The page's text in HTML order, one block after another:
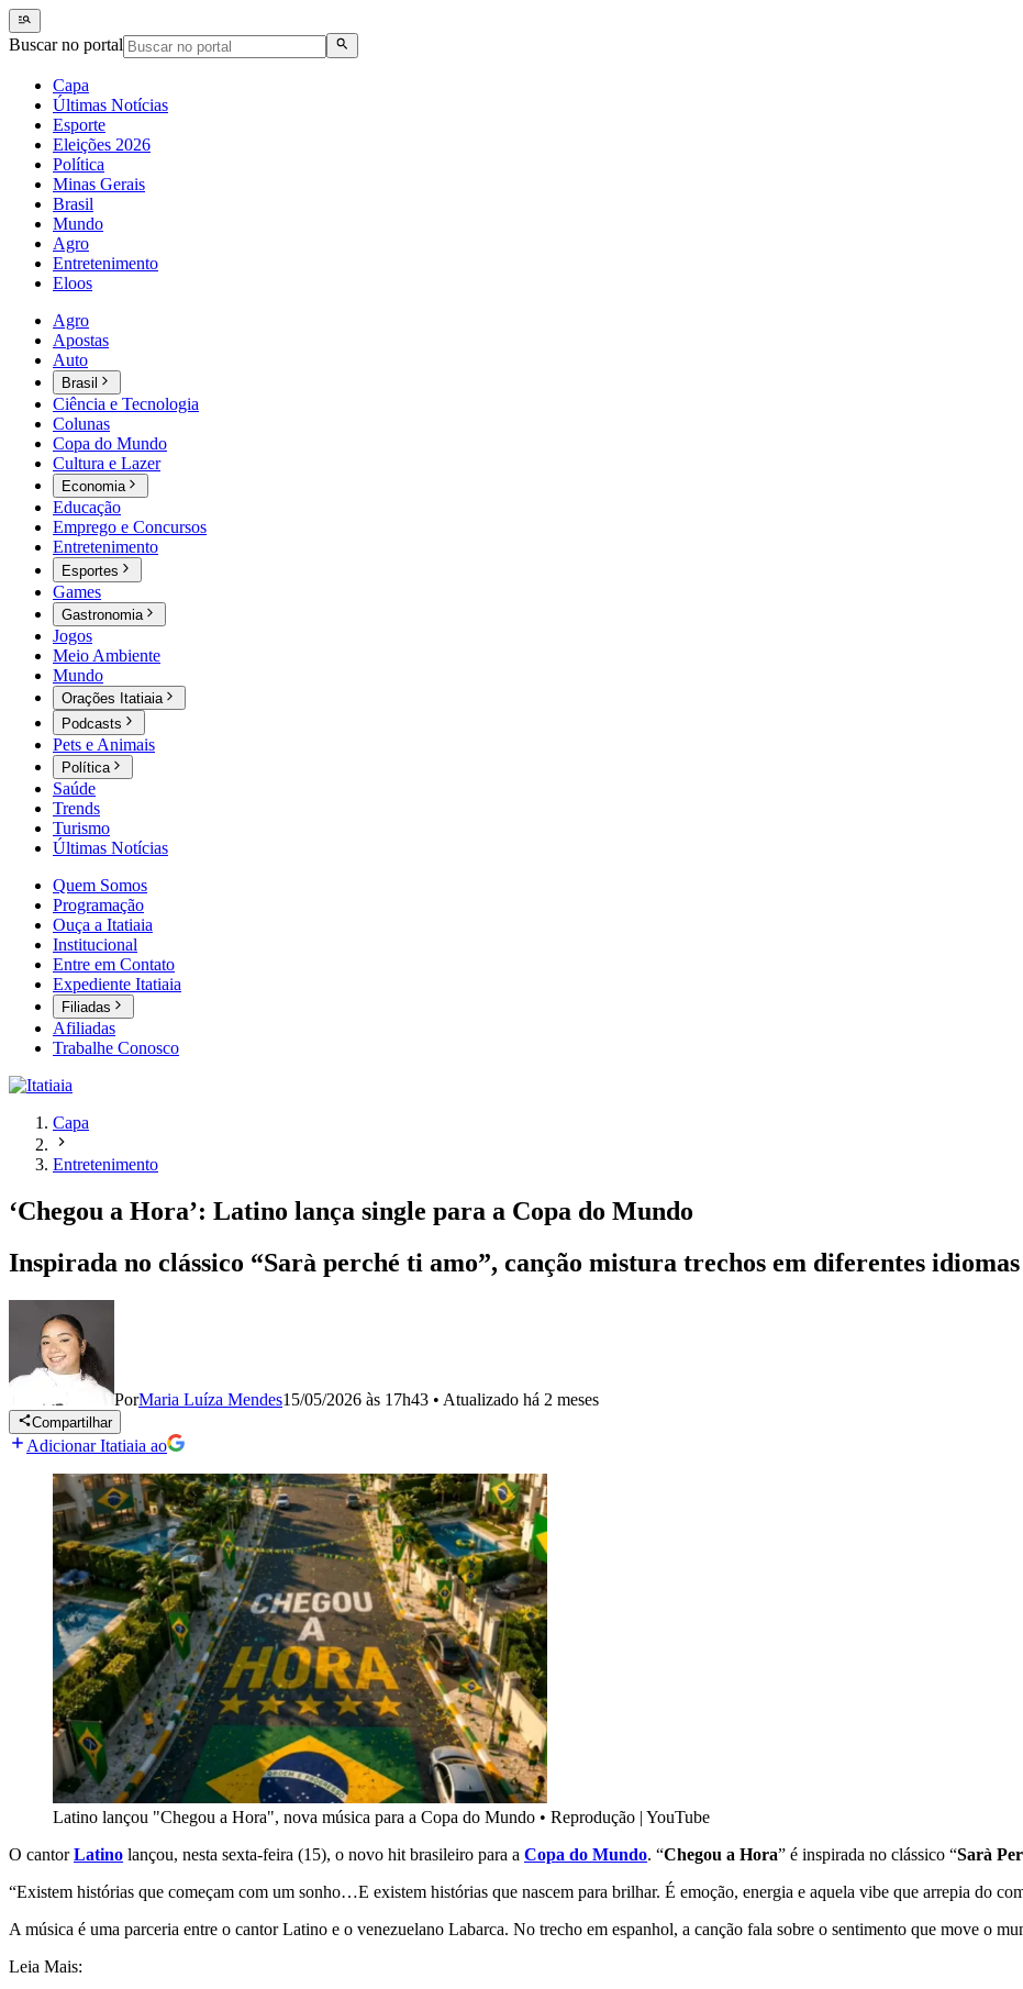
Buscar no portal
Capa
Últimas Notícias
Esporte
Eleições 2026
Política
Minas Gerais
Brasil
Mundo
Agro
Entretenimento
Eloos
Agro
Apostas
Auto
Brasil
Ciência e Tecnologia
Colunas
Copa do Mundo
Cultura e Lazer
Economia
Educação
Emprego e Concursos
Entretenimento
Esportes
Games
Gastronomia
Jogos
Meio Ambiente
Mundo
Orações Itatiaia
Podcasts
Pets e Animais
Política
Saúde
Trends
Turismo
Últimas Notícias
Quem Somos
Programação
Ouça a Itatiaia
Institucional
Entre em Contato
Expediente Itatiaia
Filiadas
Afiliadas
Trabalhe Conosco
Capa
Entretenimento
‘Chegou a Hora’: Latino lança single para a Copa do Mundo
Inspirada no clássico “Sarà perché ti amo”, canção mistura trechos em diferentes
PorMaria Luíza Mendes15/05/2026 às 17h43 • Atualizado há 2 meses
Compartilhar
Adicionar Itatiaia ao
Latino lançou "Chegou a Hora", nova música para a Copa do Mundo • Reprodução | YouTube
O cantorLatino lançou, nesta sexta-feira (15), o novo hit brasileiro para a Copa do Mundo. “Chegou a Hora” é inspirada no clássico “Sarà
“Existem histórias que começam com um sonho…E existem histórias que nascem para brilhar. É emoção, energia e aquela vibe que arrepia do
A música é uma parceria entre o cantor Latino e o venezuelano Labarca. No trecho em espanhol, a canção fala sobre o sentimento que move o
Leia Mais: